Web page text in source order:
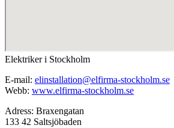
Elektriker i Stockholm
E-mail: elinstallation@elfirma-stockholm.se
Webb: www.elfirma-stockholm.se
Adress: Braxengatan
133 42 Saltsjöbaden